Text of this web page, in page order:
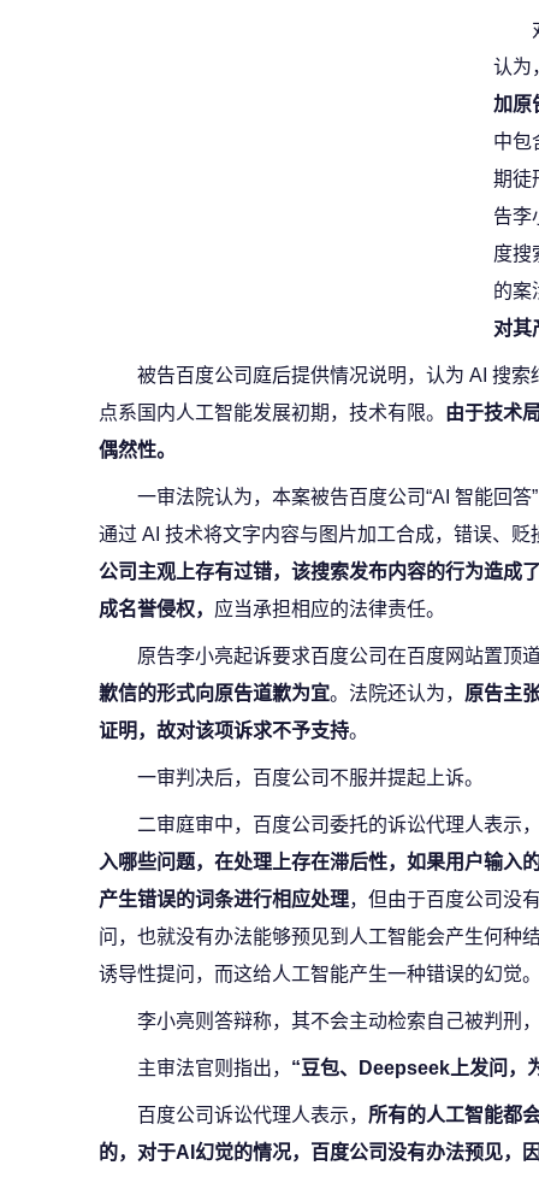
认为
加原
中包
期徒
告李
度搜
的案
对其
被告百度公司庭后提供情况说明，认为 AI 搜
点系国内人工智能发展初期，技术有限。 由于技术
偶然性。
一审法院认为，本案被告百度公司“AI 智能回
通过 AI 技术将文字内容与图片加工合成，错误、
公司主观上存有过错，该搜索发布内容的行为造成
成名誉侵权， 应当承担相应的法律责任。
原告李小亮起诉要求百度公司在百度网站置顶
歉信的形式向原告道歉为宜。法院还认为， 原告主
证明，故对该项诉求不予支持。
一审判决后，百度公司不服并提起上诉。
二审庭审中，百度公司委托的诉讼代理人表示
入哪些问题，在处理上存在滞后性，如果用户输入
产生错误的词条进行相应处理，但由于百度公司没
问，也就没有办法能够预见到人工智能会产生何种
诱导性提问，而这给人工智能产生一种错误的幻觉
李小亮则答辩称，其不会主动检索自己被判刑
主审法官则指出， “豆包、Deepseek上发问，
百度公司诉讼代理人表示， 所有的人工智能都
的，对于AI幻觉的情况，百度公司没有办法预见，